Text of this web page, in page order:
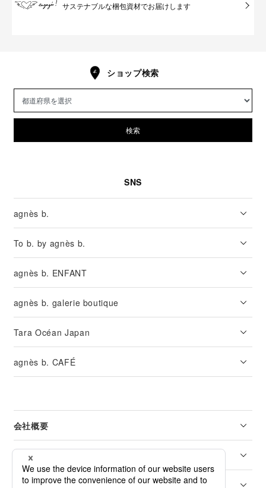
サステナブルな梱包資材でお届けします
ショップ検索
検索
SNS
agnès b.
To b. by agnès b.
agnès b. ENFANT
agnès b. galerie boutique
Tara Océan Japan
agnès b. CAFÉ
会社概要
リーガル
カスタマーサービス